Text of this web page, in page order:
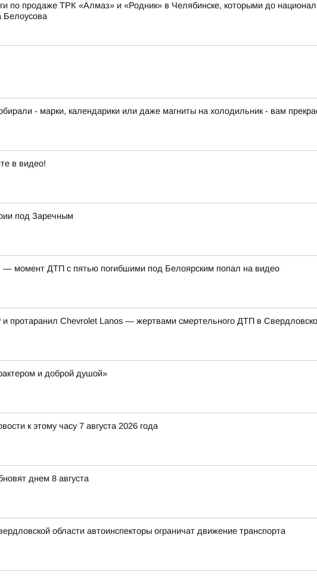
по продаже ТРК «Алмаз» и «Родник» в Челябинске, которыми до
Белоусова
- марки, календарики или даже магниты на холодильник - вам
в видео!
под Заречным
— момент ДТП с пятью погибшими под Белоярским попал на видео
и протаранил Chevrolet Lanos — жертвами смертельного ДТП в
и доброй душой»
к этому часу 7 августа 2026 года
днем 8 августа
области автоинспекторы ограничат движение транспорта